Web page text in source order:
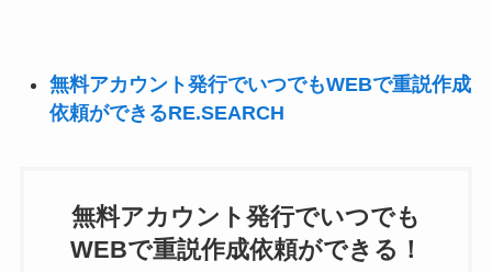
無料アカウント発行でいつでもWEBで重説作成
依頼ができるRE.SEARCH
無料アカウント発行でいつでも
WEBで重説作成依頼ができる！